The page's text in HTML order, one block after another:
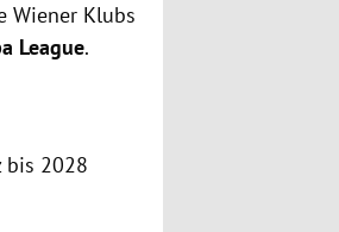
Wiener Klubs
League.
bis 2028